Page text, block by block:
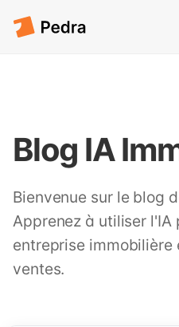
Blog IA
Bienvenue sur le blog
Apprenez à utiliser
entreprise immobilière
ventes.